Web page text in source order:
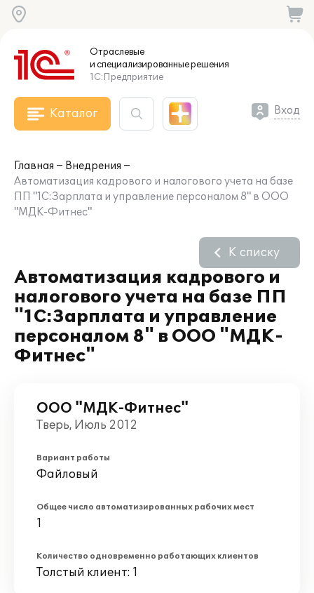
Отраслевые
и специализированныерешения
1С:Предприятие
Каталог Вход
Главная
Внедрения
Автоматизация кадрового и налогового учета на базе
ПП "1С:Зарплата и управление персоналом 8" в ООО
"МДК-Фитнес"
Автоматизация кадрового и
налогового учета на базе ПП
"1С:Зарплата и управление
персоналом 8" в ООО "МДК-
Фитнес"
К списку
ООО "МДК-Фитнес"
Тверь, Июль 2012
Вариант работы
Файловый
Общее число автоматизированных рабочих мест
1
Количество одновременно работающих клиентов
Толстый клиент: 1